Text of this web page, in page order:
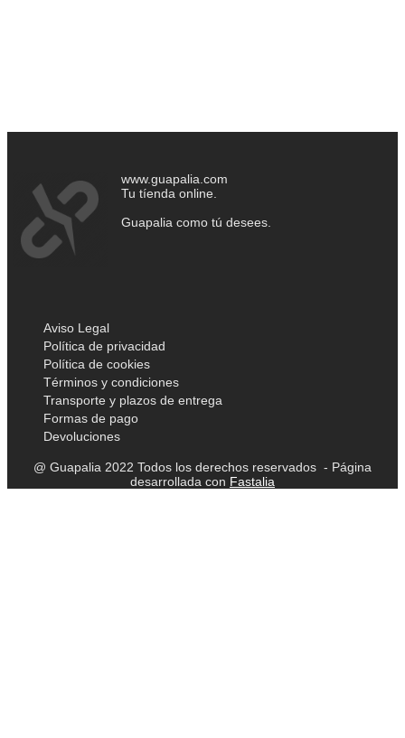
www.guapalia.com
Tu tíenda online.
Guapalia como tú desees.
Aviso Legal
Política de privacidad
Política de cookies
Términos y condiciones
Transporte y plazos de entrega
Formas de pago
Devoluciones
@ Guapalia 2022 Todos los derechos reservados - Página
desarrollada con Fastalia